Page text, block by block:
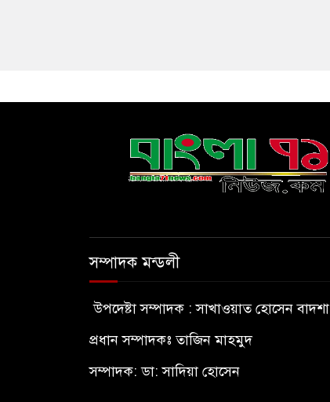
সম্পাদক মন্ডলী
উপদেষ্টা সম্পাদক : সাখাওয়াত হোসেন বাদশা
প্রধান সম্পাদকঃ তাজিন মাহমুদ
সম্পাদক: ডা: সাদিয়া হোসেন